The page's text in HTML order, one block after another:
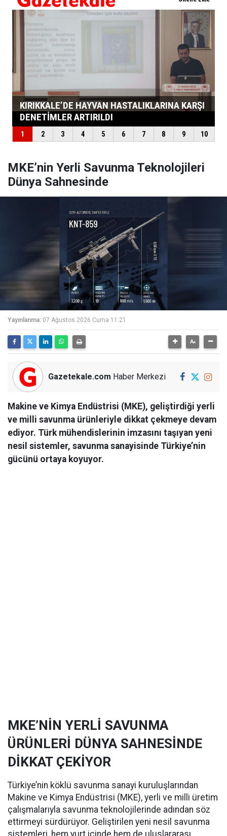
MKE’nin Yerli Savunma Teknolojileri
Dünya Sahnesinde
Yayınlanma: 07 Ağustos 2026 Cuma 11:21
Gazetekale.com Haber Merkezi
Makine ve Kimya Endüstrisi (MKE), geliştirdiği yerli
ve milli savunma ürünleriyle dikkat çekmeye devam
ediyor. Türk mühendislerinin imzasını taşıyan yeni
nesil sistemler, savunma sanayisinde Türkiye’nin
gücünü ortaya koyuyor.
MKE’NİN YERLİ SAVUNMA
ÜRÜNLERİ DÜNYA SAHNESİNDE
DİKKAT ÇEKİYOR
Türkiye’nin köklü savunma sanayi kuruluşlarından
Makine ve Kimya Endüstrisi (MKE), yerli ve milli üretim
çalışmalarıyla savunma teknolojilerinde adından söz
ettirmeyi sürdürüyor. Geliştirilen yeni nesil savunma